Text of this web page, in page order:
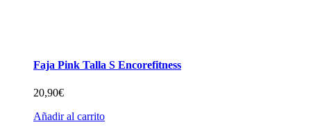
Faja Pink Talla S Encorefitness
20,90€
Añadir al carrito